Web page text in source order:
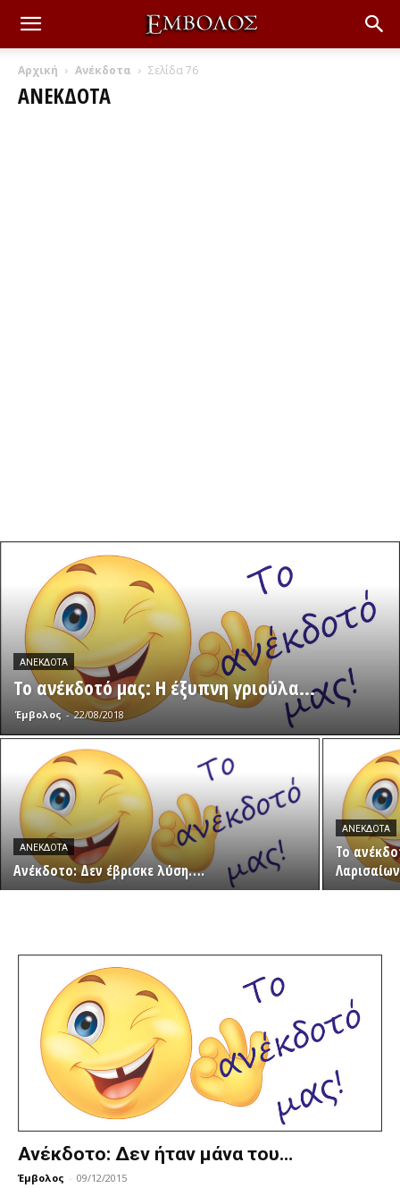
Αρχική Ανέκδοτα Σελίδα 76
ΑΝΈΚΔΟΤΑ
ΑΝΈΚΔΟΤΑ
Το ανέκδοτό μας: Η έξυπνη γριούλα…
Έμβολος - 22/08/2018
ΑΝΈΚΔΟΤΑ
Ανέκδοτο: Δεν έβρισκε λύση….
ΑΝΈΚΔΟΤΑ
Το
Ανέκδοτο: Δεν ήταν μάνα του…
Έμβολος - 09/12/2015